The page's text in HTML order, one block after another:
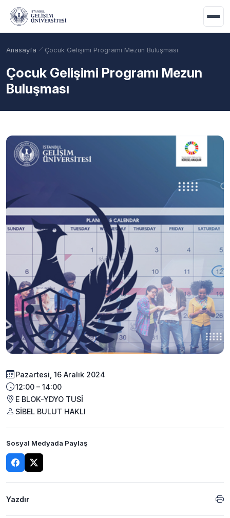
Ana içeriğe geç
Anasayfa Çocuk Gelişimi Programı Mezun Buluşması
Çocuk Gelişimi Programı Mezun
Buluşması
Pazartesi, 16 Aralık 2024
12:00 – 14:00
E BLOK-YDYO TUSİ
SİBEL BULUT HAKLI
Sosyal Medyada Paylaş
Yazdır